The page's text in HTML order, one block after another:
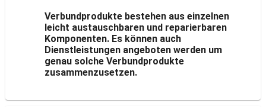
Verbundprodukte bestehen aus einzelnen
leicht austauschbaren und reparierbaren
Komponenten. Es können auch
Dienstleistungen angeboten werden um
genau solche Verbundprodukte
zusammenzusetzen.